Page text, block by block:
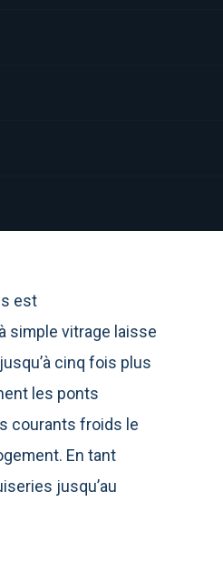
est
simple vitrage laisse
cinq fois plus
les ponts
courants froids le
En tant
jusqu’au